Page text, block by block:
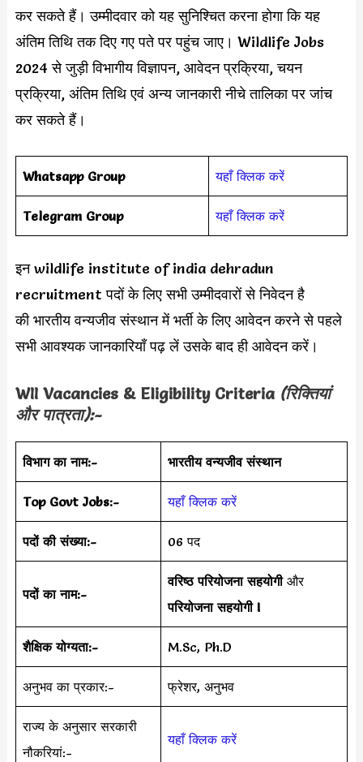
कर सकते हैं। उम्मीदवार को यह सुनिश्चित करना होगा कि यह
अंतिम तिथि तक दिए गए पते पर पहुंच जाए। Wildlife Jobs
2024 से जुड़ी विभागीय विज्ञापन, आवेदन प्रक्रिया, चयन
प्रक्रिया, अंतिम तिथि एवं अन्य जानकारी नीचे तालिका पर जांच
कर सकते हैं।
Whatsapp Group यहाँ क्लिक करें
Telegram Group यहाँ क्लिक करें
इन wildlife institute of india dehradun
recruitment पदों के लिए सभी उम्मीदवारों से निवेदन है
की भारतीय वन्यजीव संस्थान में भर्ती के लिए आवेदन करने से पहले
सभी आवश्यक जानकारियाँ पढ़ लें उसके बाद ही आवेदन करें।
WII Vacancies & Eligibility Criteria (रिक्तियां
और पात्रता):-
विभाग का नाम:- भारतीय वन्यजीव संस्थान
Top Govt Jobs:- यहाँ क्लिक करें
पदों की संख्या:- 06 पद
पदों का नाम:-
वरिष्ठ परियोजना सहयोगीऔर
परियोजना सहयोगी I
शैक्षिक योग्यता:- M.Sc, Ph.D
अनुभव का प्रकार:- फ्रेशर, अनुभव
राज्य के अनुसार सरकारी
नौकरियां:-
यहाँ क्लिक करें